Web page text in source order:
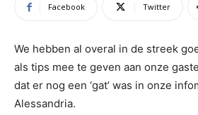
Facebook Twitter
We hebben al overal in de streek
als tips mee te geven aan onze
dat er nog een ‘gat’ was in onze
Alessandria.